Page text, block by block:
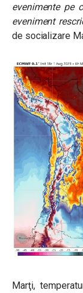
evenimente pe
eveniment
de socializare
Marţi,